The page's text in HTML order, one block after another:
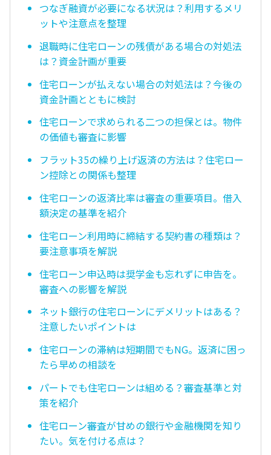
つなぎ融資が必要になる状況は？利用するメリ
ットや注意点を整理
退職時に住宅ローンの残債がある場合の対処法
は？資金計画が重要
住宅ローンが払えない場合の対処法は？今後の
資金計画とともに検討
住宅ローンで求められる二つの担保とは。物件
の価値も審査に影響
フラット35の繰り上げ返済の方法は？住宅ロー
ン控除との関係も整理
住宅ローンの返済比率は審査の重要項目。借入
額決定の基準を紹介
住宅ローン利用時に締結する契約書の種類は？
要注意事項を解説
住宅ローン申込時は奨学金も忘れずに申告を。
審査への影響を解説
ネット銀行の住宅ローンにデメリットはある？
注意したいポイントは
住宅ローンの滞納は短期間でもNG。返済に困っ
たら早めの相談を
パートでも住宅ローンは組める？審査基準と対
策を紹介
住宅ローン審査が甘めの銀行や金融機関を知り
たい。気を付ける点は？